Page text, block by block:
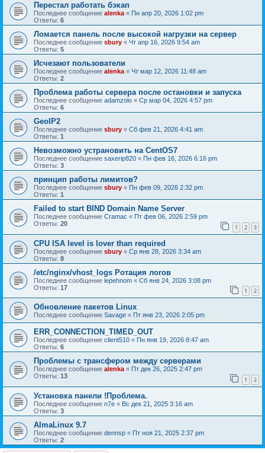
Перестал работать бэкап
Последнее сообщение alenka « Пн апр 20, 2026 1:02 pm
Ответы: 6
Ломается панель после высокой нагрузки на сервер
Последнее сообщение sbury « Чт апр 16, 2026 9:54 am
Ответы: 5
Исчезают пользователи
Последнее сообщение alenka « Чт мар 12, 2026 11:48 am
Ответы: 2
Проблема работы сервера после остановки и запуска
Последнее сообщение adamzolo « Ср мар 04, 2026 4:57 pm
Ответы: 6
GeoIP2
Последнее сообщение sbury « Сб фев 21, 2026 4:41 am
Ответы: 1
Невозможно устрановить на CentOS7
Последнее сообщение saxerip820 « Пн фев 16, 2026 6:16 pm
Ответы: 3
принцип работы лимитов?
Последнее сообщение sbury « Пн фев 09, 2026 2:32 pm
Ответы: 1
Failed to start BIND Domain Name Server
Последнее сообщение Cramac « Пт фев 06, 2026 2:59 pm
Ответы: 20 1 2 3
CPU ISA level is lover than required
Последнее сообщение sbury « Ср янв 28, 2026 3:34 am
Ответы: 8
/etc/nginx/vhost_logs Ротация логов
Последнее сообщение lepehnom « Сб янв 24, 2026 3:08 pm
Ответы: 17 1 2
Обновление пакетов Linux
Последнее сообщение Savage « Пт янв 23, 2026 2:05 pm
ERR_CONNECTION_TIMED_OUT
Последнее сообщение client510 « Пн янв 19, 2026 8:47 am
Ответы: 6
Проблемы с трансфером между серверами
Последнее сообщение alenka« Пт дек 26, 2025 2:47 pm
Ответы: 13 1 2
Установка панели !Проблема.
Последнее сообщение n7e « Вс дек 21, 2025 3:16 am
Ответы: 3
AlmaLinux 9.7
Последнее сообщение dennsp « Пт ноя 21, 2025 2:37 pm
Ответы: 2